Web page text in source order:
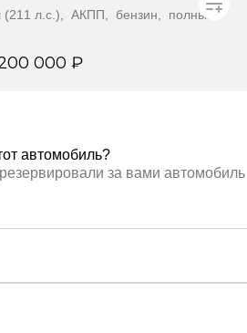
(211 л.с.), АКПП, бензин, полный
000 ₽
автомобиль?
за вами автомобиль